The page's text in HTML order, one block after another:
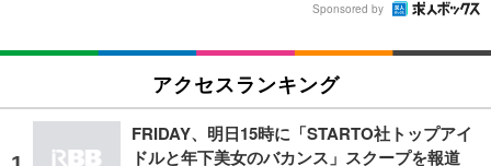
Sponsored by
アクセスランキング
FRIDAY、明日15時に「STARTO社トップアイ
ドルと年下美女のバカンス」スクープを報道